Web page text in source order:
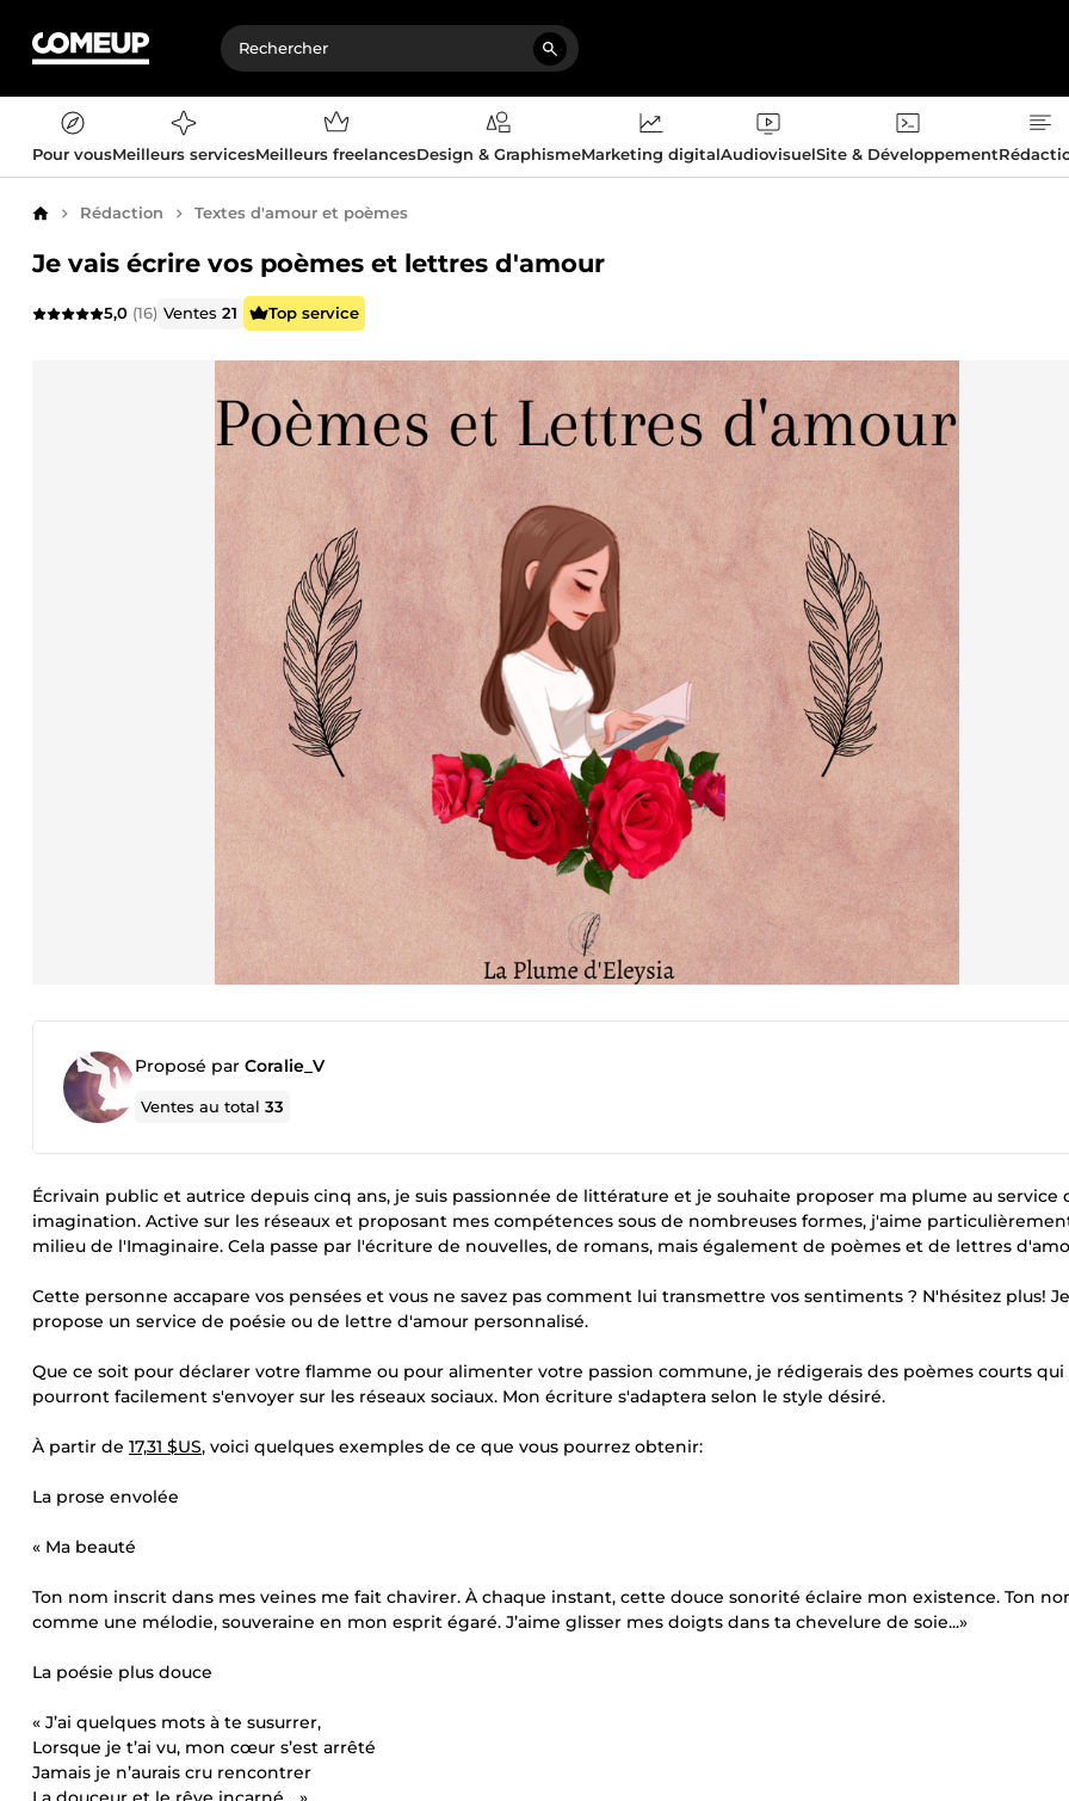
Pour vousMeilleurs servicesMeilleurs freelancesDesign & GraphismeMarketing digitalAudiovisuelSite & Développement
AccueilRédaction Textes d'amour et poèmes
Je vais écrire vos poèmes et lettres d'amour
5,0 (16) Ventes21 Top service
Proposé par Coralie_V
Ventes au total33
Écrivain public et autrice depuis cinq ans, je suis passionnée de littérature et je souhaite proposer ma plume au service
imagination. Active sur les réseaux et proposant mes compétences sous de nombreuses formes, j'aime
milieu de l'Imaginaire. Cela passe par l'écriture de nouvelles, de romans, mais également de poèmes et de lettres
Cette personne accapare vos pensées et vous ne savez pas comment lui transmettre vos sentiments ? N'hésitez plus! Je
propose un service de poésie ou de lettre d'amour personnalisé.
Que ce soit pour déclarer votre flamme ou pour alimenter votre passion commune, je rédigerais des poèmes courts qui
pourront facilement s'envoyer sur les réseaux sociaux. Mon écriture s'adaptera selon le style désiré.
À partir de 17,31 $US, voici quelques exemples de ce que vous pourrez obtenir:
La prose envolée
« Ma beauté
Ton nom inscrit dans mes veines me fait chavirer. À chaque instant, cette douce sonorité éclaire mon existence. Ton
comme une mélodie, souveraine en mon esprit égaré. J’aime glisser mes doigts dans ta chevelure de soie...»
La poésie plus douce
« J’ai quelques mots à te susurrer,
Lorsque je t’ai vu, mon cœur s’est arrêté
Jamais je n’aurais cru rencontrer